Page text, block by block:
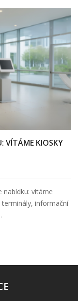
VÍTÁME KIOSKY
nabídku: vítáme
informační